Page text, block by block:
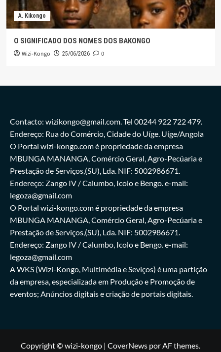
A. Kikongo
O SIGNIFICADO DOS NOMES DOS BAKONGO
Wizi-Kongo 25/06/2026 0
Contacto: wizikongo@gmail.com. Tel 00244 922 722 479.
Endereço: Rua do Comércio, Cidade do Uíge. Uíge/Angola
O Portal wizi-kongo.com é propriedade da empresa
MBUNGA MANANGA, Comércio Geral, Agro-Pecúaria e
Prestação de Serviços,(SU), Lda. NIF: 5002986671.
Endereço: Zango IV / Calumbo, Icolo e Bengo. e-mail:
legoza@gmail.com
O Portal wizi-kongo.com é propriedade da empresa
MBUNGA MANANGA, Comércio Geral, Agro-Pecúaria e
Prestação de Serviços,(SU), Lda. NIF: 5002986671.
Endereço: Zango IV / Calumbo, Icolo e Bengo. e-mail:
legoza@gmail.com
A WKS (Wizi-Kongo, Multimédia e Seviços) é uma partição
da empresa, especializada em Produção e Promoção de
eventos; Anúncios digitais e criação de portais digitais.
Copyright © wizi-kongo | CoverNews por AF themes.